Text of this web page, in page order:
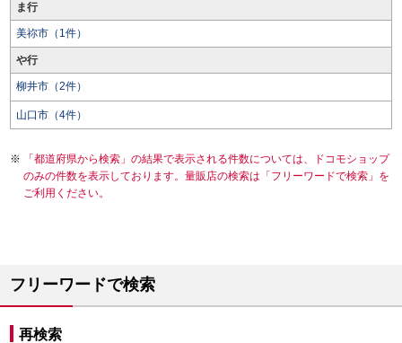
ま行
美祢市（1件）
や行
柳井市（2件）
山口市（4件）
「都道府県から検索」の結果で表示される件数については、ドコモショップ
のみの件数を表示しております。量販店の検索は「フリーワードで検索」を
ご利用ください。
フリーワードで検索
再検索